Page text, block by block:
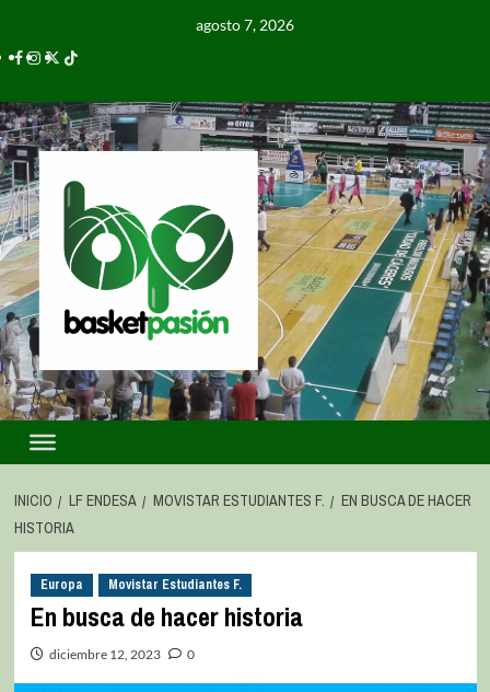
agosto 7, 2026
INICIO LF ENDESA MOVISTAR ESTUDIANTES F.
EN BUSCA DE HACER
HISTORIA
Europa Movistar Estudiantes F.
En busca de hacer historia
diciembre 12, 2023 0